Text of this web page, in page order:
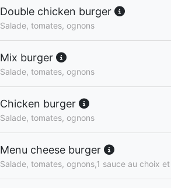
Double chicken burger
Salade, tomates, ognons
Mix burger
Salade, tomates, ognons
Chicken burger
Salade, tomates, ognons
Menu cheese burger
Salade, tomates, ognons,1 sauce au choix